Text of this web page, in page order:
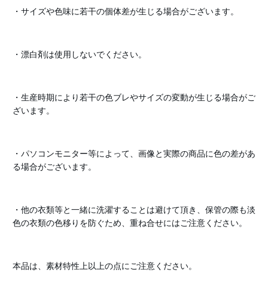
・サイズや色味に若干の個体差が生じる場合がございます。
・漂白剤は使用しないでください。
・生産時期により若干の色ブレやサイズの変動が生じる場合がご
ざいます。
・パソコンモニター等によって、画像と実際の商品に色の差があ
る場合がございます。
・他の衣類等と一緒に洗濯することは避けて頂き、保管の際も淡
色の衣類の色移りを防ぐため、重ね合せにはご注意ください。
本品は、素材特性上以上の点にご注意ください。